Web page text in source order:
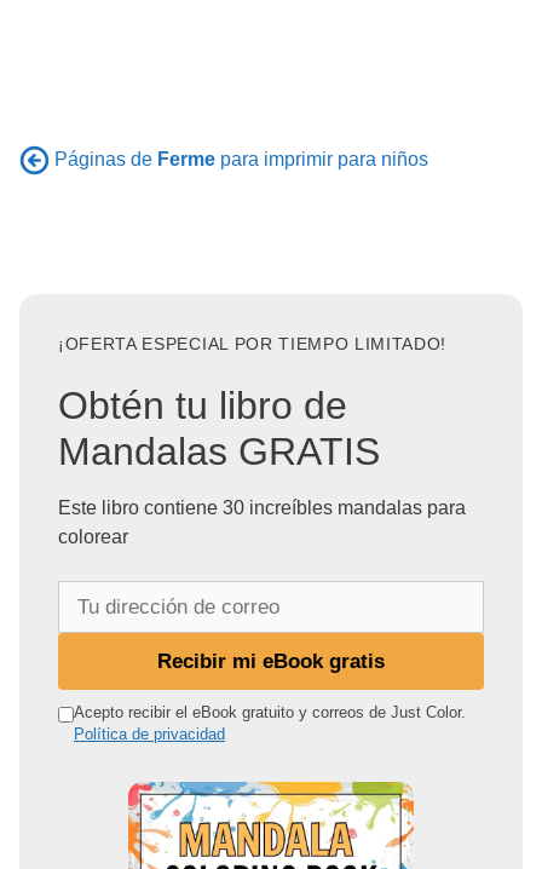
Páginas de Ferme para imprimir para niños
¡OFERTA ESPECIAL POR TIEMPO LIMITADO!
Obtén tu libro de
Mandalas GRATIS
Este libro contiene 30 increíbles mandalas para
colorear
r
Recibir mi eBook gratis
Acepto recibir el eBook gratuito y correos de Just Color.
Política de privacidad